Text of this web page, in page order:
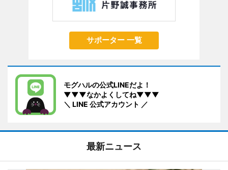
サポーター 一覧
モグハルの公式LINEだよ！
▼▼▼なかよくしてね▼▼▼
＼ LINE 公式アカウント ／
最新ニュース